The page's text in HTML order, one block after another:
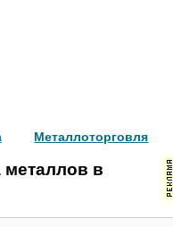
Металлоторговля
в